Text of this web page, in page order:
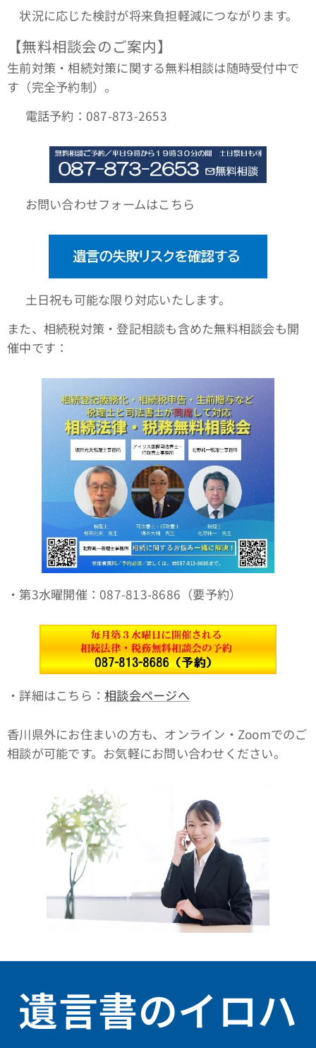
状況に応じた検討が将来負担軽減につながります。
【無料相談会のご案内】
生前対策・相続対策に関する無料相談は随時受付中で
す（完全予約制）。
📞 電話予約：087-873-2653
🌐 お問い合わせフォームはこちら
📆 土日祝も可能な限り対応いたします。
また、相続税対策・登記相談も含めた無料相談会も開
催中です：
・第3水曜開催：087-813-8686（要予約）
・詳細はこちら：相談会ページへ
香川県外にお住まいの方も、オンライン・Zoomでのご
相談が可能です。お気軽にお問い合わせください。
遺言書のイロハ